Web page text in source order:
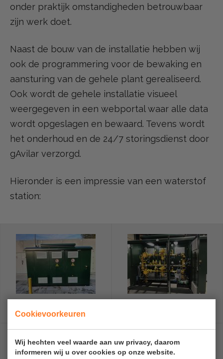
Cookievoorkeuren
Wij hechten veel waarde aan uw privacy, daarom
informeren wij u over cookies op onze website.
onder praktijk omstandigheden betrouwbaar
zijn werk doet.
Naast de bouw van de installatie hebben wij
ook de programmering voor de bewaking en
aansturing van de gehele plant gerealiseerd.
Ook wordt de gehele installatie visueel
weergegeven in een webportal waar alle data
wordt opgeslagen en bewaard. Tevens wordt
het onderhoud en de 24/7 storingsdienst door
gAvilar verzorgd.
Hieronder is een impressie van een waterstof
station:
Waterstof station